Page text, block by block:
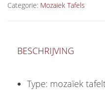
Categorie: Mozaiek Tafels
BESCHRIJVING
Type: mozaïek